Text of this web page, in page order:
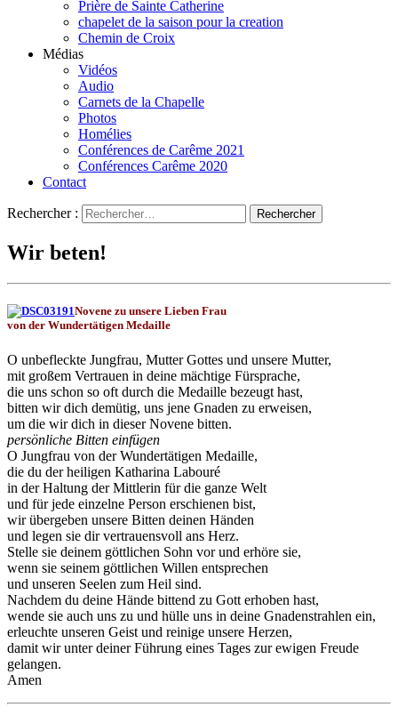
Prière de Sainte Catherine
chapelet de la saison pour la creation
Chemin de Croix
Médias
Vidéos
Audio
Carnets de la Chapelle
Photos
Homélies
Conférences de Carême 2021
Conférences Carême 2020
Contact
Rechercher :
Wir beten!
Novene zu unsere Lieben Frau
von der Wundertätigen Medaille
O unbefleckte Jungfrau, Mutter Gottes und unsere Mutter,
mit großem Vertrauen in deine mächtige Fürsprache,
die uns schon so oft durch die Medaille bezeugt hast,
bitten wir dich demütig, uns jene Gnaden zu erweisen,
um die wir dich in dieser Novene bitten.
persönliche Bitten einfügen
O Jungfrau von der Wundertätigen Medaille,
die du der heiligen Katharina Labouré
in der Haltung der Mittlerin für die ganze Welt
und für jede einzelne Person erschienen bist,
wir übergeben unsere Bitten deinen Händen
und legen sie dir vertrauensvoll ans Herz.
Stelle sie deinem göttlichen Sohn vor und erhöre sie,
wenn sie seinem göttlichen Willen entsprechen
und unseren Seelen zum Heil sind.
Nachdem du deine Hände bittend zu Gott erhoben hast,
wende sie auch uns zu und hülle uns in deine Gnadenstrahlen ein,
erleuchte unseren Geist und reinige unsere Herzen,
damit wir unter deiner Führung eines Tages zur ewigen Freude
gelangen.
Amen